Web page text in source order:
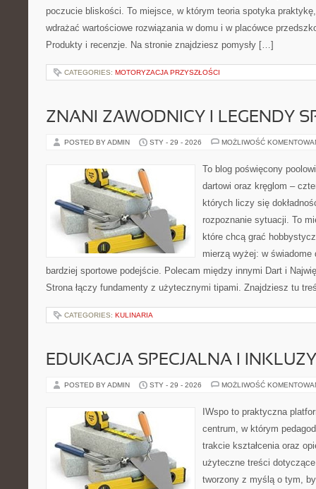
poczucie bliskości. To miejsce, w którym teoria spotyka
wdrażać wartościowe rozwiązania w domu i w placówce
Produkty i recenzje. Na stronie znajdziesz pomysły […]
CATEGORIES: MOTORYZACJA PRZYSZŁOŚCI
ZNANI ZAWODNICY I LEGENDY
POSTED BY ADMIN STY - 29 - 2026 MOŻLIWOŚĆ
To blog poświęcony
dartowi oraz kręglom –
których liczy się
rozpoznanie sytuacji. To
które chcą grać
mierzą wyżej: w
bardziej sportowe podejście. Polecam między innymi Dart i
Strona łączy fundamenty z użytecznymi tipami. Znajdziesz tu
CATEGORIES: KULINARIA
EDUKACJA SPECJALNA I
POSTED BY ADMIN STY - 29 - 2026 MOŻLIWOŚĆ
IWspo to praktyczna
centrum, w którym
trakcie kształcenia oraz
użyteczne treści
tworzony z myślą o tym,